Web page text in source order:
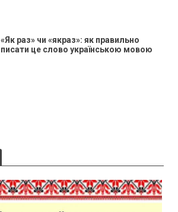
«Як раз» чи «якраз»: як правильно
писати це слово українською мовою